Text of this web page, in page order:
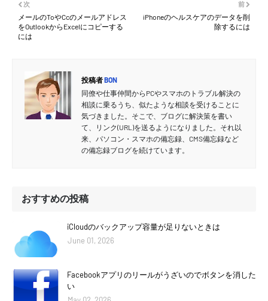
前
iPhoneのヘルスケアのデータを削
除するには
次
メールのToやCcのメールアドレス
をOutlookからExcelにコピーする
には
投稿者BON
同僚や仕事仲間からPCやスマホのトラブル解決の
相談に乗るうち、似たような相談を受けることに
気づきました。そこで、ブログに解決策を書い
て、リンク(URL)を送るようになりました。それ以
来、パソコン・スマホの備忘録、CMS備忘録など
の備忘録ブログを続けています。
おすすめの投稿
iCloudのバックアップ容量が足りないときは
June 01, 2026
Facebookアプリのリールがうざいのでボタンを消した
い